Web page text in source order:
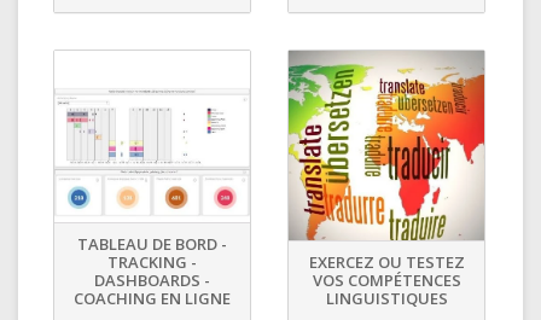
TABLEAU DE BORD -
TRACKING -
DASHBOARDS -
COACHING EN LIGNE
EXERCEZ OU TESTEZ
VOS COMPÉTENCES
LINGUISTIQUES